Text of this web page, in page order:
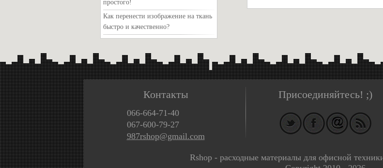
простого!
Как перенести изображение на ткань
быстро и качественно?
Контакты
066-664-71-40
067-600-79-27
987rshop@gmail.com
Присоединяйтесь! ;)
Rshop - расходные материалы для офисной